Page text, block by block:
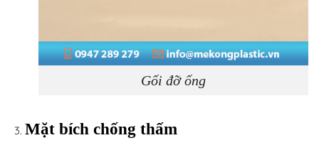
Gối đỡ ống
Mặt bích chống thấm